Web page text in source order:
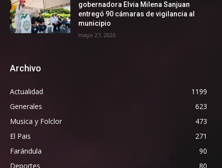
gobernadora Elvia Milena Sanjuan
entregó 90 cámaras de vigilancia al
municipio
mayo 27, 2026
Archivo
Actualidad
1199
Generales
623
Musica y Folclor
473
El Pais
271
Farándula
90
Deportes
80